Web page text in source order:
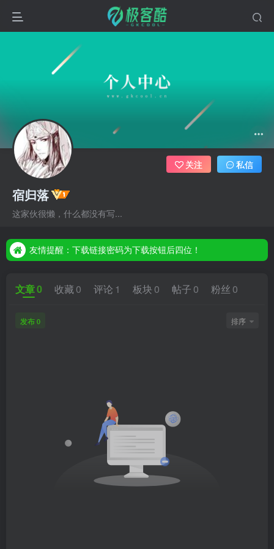
宿归落
这家伙很懒，什么都没有写...
关注 私信
友情提醒：下载链接密码为下载按钮后四位！
友情提醒：下载链接密码为下载按钮后四位！
文章0 收藏 0 评论 1 板块 0 帖子 0 粉丝 0
发布 0 排序